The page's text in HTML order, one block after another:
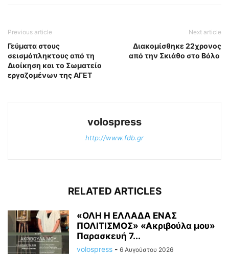
Previous article
Γεύματα στους
σεισμόπληκτους από τη
Διοίκηση και το Σωματείο
εργαζομένων της ΑΓΕΤ
Next article
Διακομίσθηκε 22χρονος
από την Σκιάθο στο Βόλο
volospress
http://www.fdb.gr
RELATED ARTICLES
«ΟΛΗ Η ΕΛΛΑΔΑ ΕΝΑΣ
ΠΟΛΙΤΙΣΜΟΣ» «Ακριβούλα μου»
Παρασκευή 7...
volospress - 6 Αυγούστου 2026